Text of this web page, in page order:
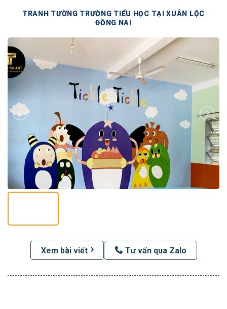
TRANH TƯỜNG TRƯỜNG TIỂU HỌC TẠI XUÂN LỘC
ĐỒNG NAI
Xem bài viết Tư vấn qua Zalo